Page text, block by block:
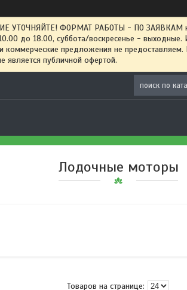
ФОРМАТ РАБОТЫ - ПО ЗАЯВКАМ на
до 18.00, суббота/воскресенье -
предложения не предоставляем.
является публичной офертой.
Лодочные моторы